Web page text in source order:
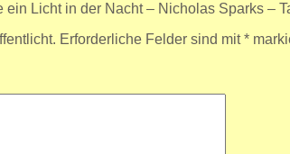
ein Licht in der Nacht – Nicholas Sparks –
Erforderliche Felder sind mit*